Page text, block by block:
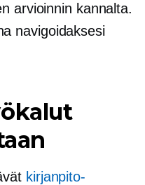
arvioinnin kannalta.
navigoidaksesi
kirjanpito-